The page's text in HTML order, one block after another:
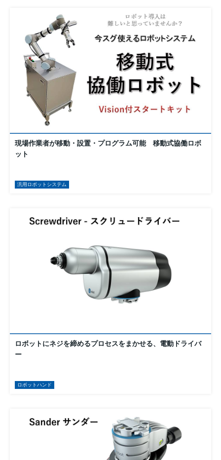
現場作業者が移動・設置・プログラム可能 移動式協働ロボ
ット
汎用ロボットシステム
ロボットにネジを締めるプロセスをまかせる、電動ドライバ
ー
ロボットハンド